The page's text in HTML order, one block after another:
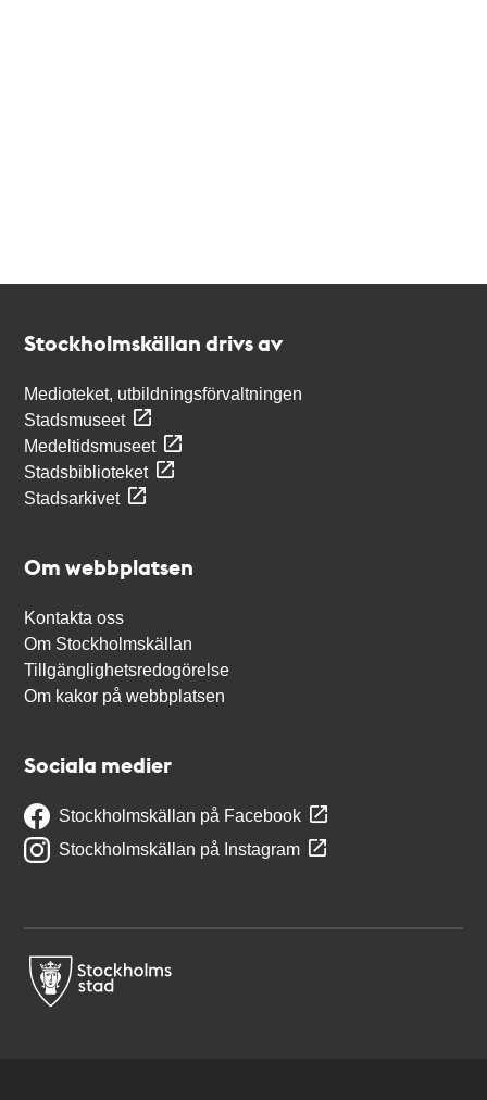
Stockholmskällan drivs av
Medioteket, utbildningsförvaltningen
Stadsmuseet
Medeltidsmuseet
Stadsbiblioteket
Stadsarkivet
Om webbplatsen
Kontakta oss
Om Stockholmskällan
Tillgänglighetsredogörelse
Om kakor på webbplatsen
Sociala medier
Stockholmskällan på Facebook
Stockholmskällan på Instagram